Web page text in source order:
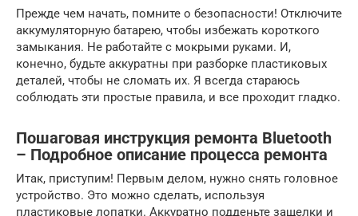
Прежде чем начать, помните о безопасности! Отключите
аккумуляторную батарею, чтобы избежать короткого
замыкания. Не работайте с мокрыми руками. И,
конечно, будьте аккуратны при разборке пластиковых
деталей, чтобы не сломать их. Я всегда стараюсь
соблюдать эти простые правила, и все проходит гладко.
Пошаговая инструкция ремонта Bluetooth
– Подробное описание процесса ремонта
Итак, приступим! Первым делом, нужно снять головное
устройство. Это можно сделать, используя
пластиковые лопатки. Аккуратно подденьте защелки и